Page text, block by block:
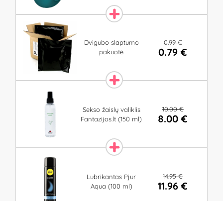
Dvigubo slaptumo
pakuotė
0.99 €
0.79 €
Sekso žaislų valiklis
Fantazijos.lt (150 ml)
10.00 €
8.00 €
Lubrikantas Pjur
Aqua (100 ml)
14.95 €
11.96 €